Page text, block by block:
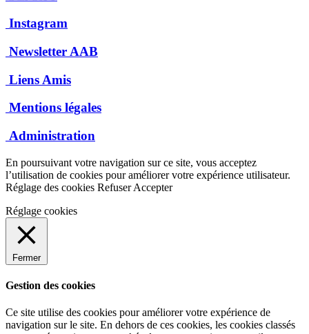
Instagram
Newsletter AAB
Liens Amis
Mentions légales
Administration
En poursuivant votre navigation sur ce site, vous acceptez
l’utilisation de cookies pour améliorer votre expérience utilisateur.
Réglage des cookies Refuser Accepter
Réglage cookies
Fermer
Gestion des cookies
Ce site utilise des cookies pour améliorer votre expérience de
navigation sur le site. En dehors de ces cookies, les cookies classés